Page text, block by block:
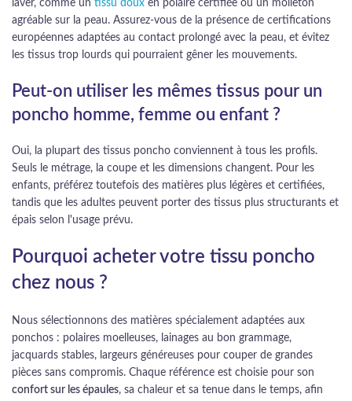
laver, comme un tissu doux en polaire certifiée ou un molleton
agréable sur la peau. Assurez-vous de la présence de certifications
européennes adaptées au contact prolongé avec la peau, et évitez
les tissus trop lourds qui pourraient gêner les mouvements.
Peut-on utiliser les mêmes tissus pour un
poncho homme, femme ou enfant ?
Oui, la plupart des tissus poncho conviennent à tous les profils.
Seuls le métrage, la coupe et les dimensions changent. Pour les
enfants, préférez toutefois des matières plus légères et certifiées,
tandis que les adultes peuvent porter des tissus plus structurants et
épais selon l'usage prévu.
Pourquoi acheter votre tissu poncho
chez nous ?
Nous sélectionnons des matières spécialement adaptées aux
ponchos : polaires moelleuses, lainages au bon grammage,
jacquards stables, largeurs généreuses pour couper de grandes
pièces sans compromis. Chaque référence est choisie pour son
confort sur les épaules, sa chaleur et sa tenue dans le temps, afin